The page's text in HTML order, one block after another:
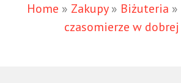
Home » Zakupy» Biżuteria »
czasomierze w